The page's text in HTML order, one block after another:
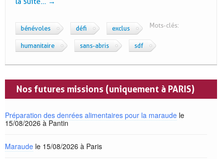
Mots-clés:
bénévoles défi exclus
humanitaire sans-abris sdf
Nos futures missions (uniquement à PARIS)
Préparation des denrées alimentaires pour la maraude le
15/08/2026 à Pantin
Maraude le 15/08/2026 à Paris